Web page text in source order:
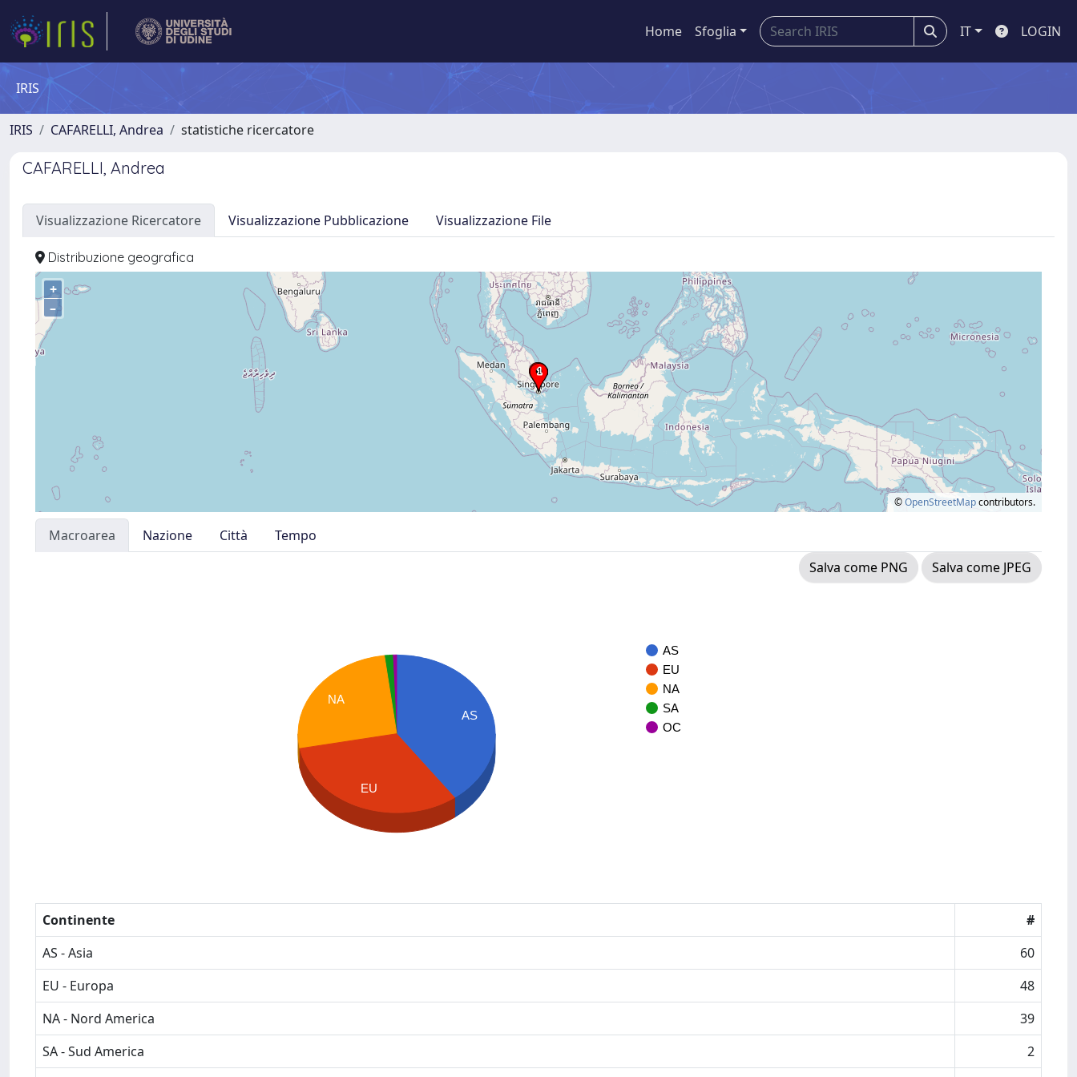
Home Sfoglia IT LOGIN
IRIS
IRIS CAFARELLI, Andrea statistiche ricercatore
CAFARELLI, Andrea
Visualizzazione Ricercatore Visualizzazione Pubblicazione Visualizzazione File
Distribuzione geografica
+
–
©OpenStreetMapcontributors.
Macroarea Nazione Città
Tempo
Salva come PNG
Salva come JPEG
AS
EU
NA
SA
OC
AS
NA
EU
Continente
#
AS - Asia
60
EU - Europa
48
NA - Nord America
39
SA - Sud America
2